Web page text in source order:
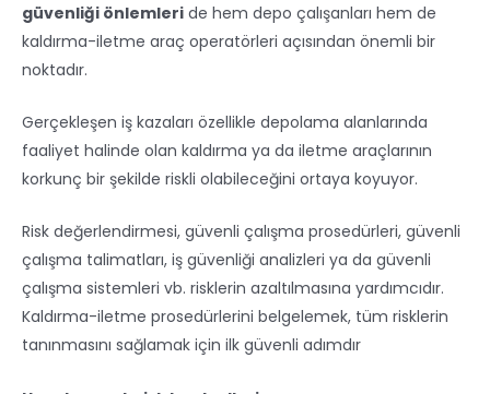
güvenliği önlemleri de hem depo çalışanları hem de
kaldırma-iletme araç operatörleri açısından önemli bir
noktadır.
Gerçekleşen iş kazaları özellikle depolama alanlarında
faaliyet halinde olan kaldırma ya da iletme araçlarının
korkunç bir şekilde riskli olabileceğini ortaya koyuyor.
Risk değerlendirmesi, güvenli çalışma prosedürleri, güvenli
çalışma talimatları, iş güvenliği analizleri ya da güvenli
çalışma sistemleri vb. risklerin azaltılmasına yardımcıdır.
Kaldırma-iletme prosedürlerini belgelemek, tüm risklerin
tanınmasını sağlamak için ilk güvenli adımdır